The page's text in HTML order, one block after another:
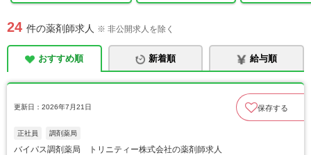
24 件の薬剤師求人 ※ 非公開求人を除く
おすすめ順 新着順 給与順
更新日：2026年7月21日 保存する
正社員 調剤薬局
バイパス調剤薬局 トリニティー株式会社の薬剤師求人